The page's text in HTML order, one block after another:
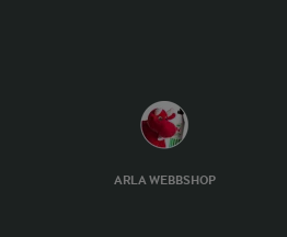
ARLA WEBBSHOP